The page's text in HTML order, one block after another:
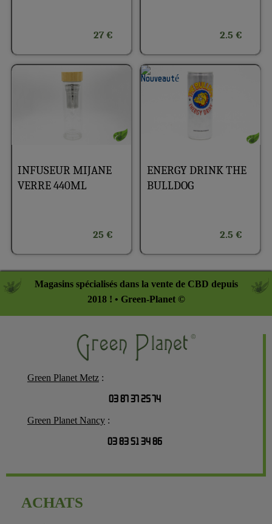
27 € 2.5 €
INFUSEUR MIJANE
VERRE 440ML
25 €
ENERGY DRINK THE
BULLDOG
2.5 €
Magasins spécialisés dans la vente de CBD depuis
2018 ! • Green-Planet ©
Green Planet Metz :
03 87 37 25 74
Green Planet Nancy :
03 83 51 34 86
ACHATS